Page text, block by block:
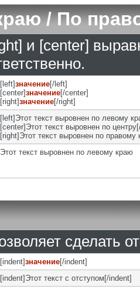
/ По
и [center]
[left]значение[/left]
[center]значение[/center]
[right]значение[/right]
[left]Этот текст выровнен по левому
[center]Этот текст выровнен по
[right]Этот текст выровнен по правому
Этот текст выровнен по левому краю
сделать
[indent]значение[/indent]
[indent]Этот текст с отступом[/indent]